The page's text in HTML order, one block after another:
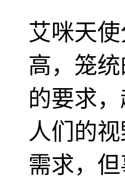
艾咪天
高，笼
的要求
人们的
需求，